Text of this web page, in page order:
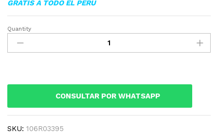
GRATIS A TODO EL PERU
▷TONER
XEROX
106R03395
Quantity
CONSULTAR POR WHATSAPP
SKU: 106R03395